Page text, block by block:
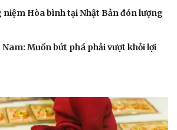
Nghệ sĩ
Thời trang
Sao Việt
Hòa bình tại Nhật Bản đón lượng
Nam: Muốn bứt phá phải vượt khỏi lợi